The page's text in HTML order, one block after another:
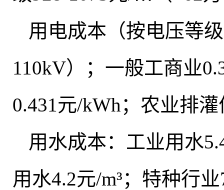
用电成本（按电压等
110kV）
； 一般工商业
0.431元/kWh； 农业排灌
用水成本：工业用水
用水4.2元/m³；特种行业